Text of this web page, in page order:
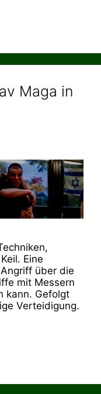
Maga in
Eine
über die
mit Messern
kann. Gefolgt
Verteidigung.